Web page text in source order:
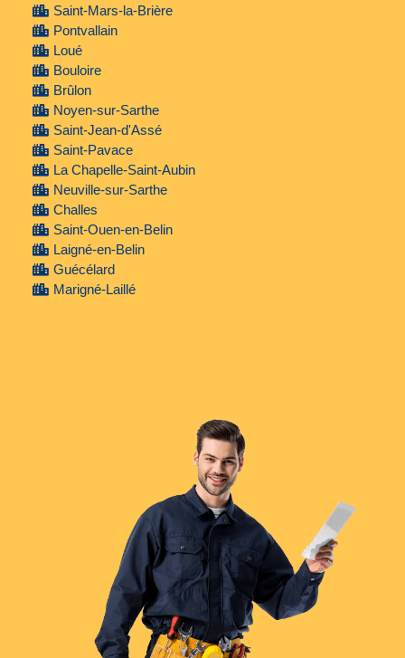
Saint-Mars-la-Brière
Pontvallain
Loué
Bouloire
Brûlon
Noyen-sur-Sarthe
Saint-Jean-d'Assé
Saint-Pavace
La Chapelle-Saint-Aubin
Neuville-sur-Sarthe
Challes
Saint-Ouen-en-Belin
Laigné-en-Belin
Guécélard
Marigné-Laillé